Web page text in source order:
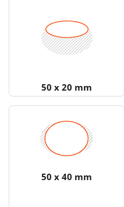
50 x 20 mm
50 x 40 mm